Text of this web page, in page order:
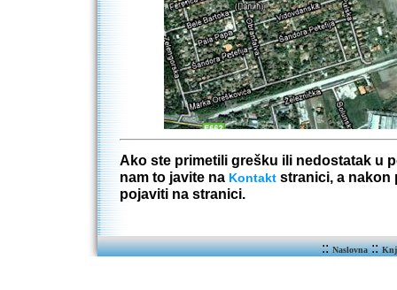
Ako ste primetili grešku ili nedostatak u
nam to javite na Kontakt stranici, a nakon
pojaviti na stranici.
::Naslovna::